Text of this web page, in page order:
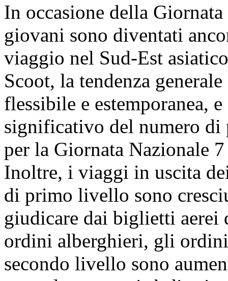
In occasione della
giovani sono diventati
viaggio nel Sud-Est
Scoot, la tendenza
flessibile e estemporanea,
significativo del numero di
per la Giornata Nazionale
Inoltre, i viaggi in uscita
di primo livello sono
giudicare dai biglietti aerei
ordini alberghieri, gli
secondo livello sono